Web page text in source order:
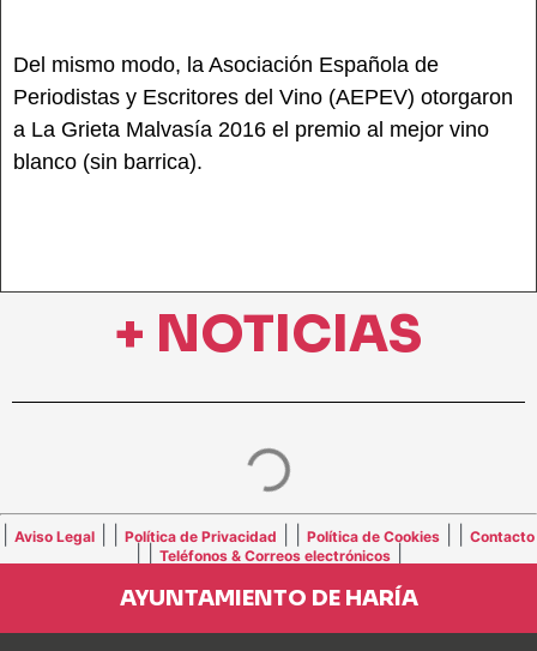
Del mismo modo, la Asociación Española de
Periodistas y Escritores del Vino (AEPEV) otorgaron
a La Grieta Malvasía 2016 el premio al mejor vino
blanco (sin barrica).
+ NOTICIAS
Aviso Legal Política de Privacidad Política de Cookies Contacto
Teléfonos & Correos electrónicos|
AYUNTAMIENTO DE HARÍA